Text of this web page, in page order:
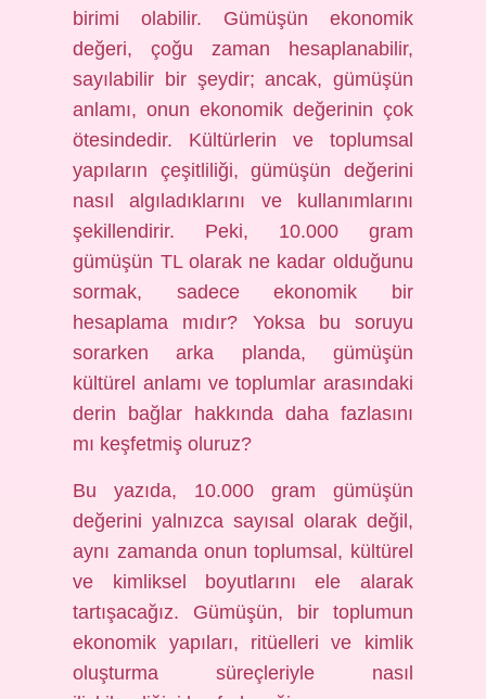
birimi olabilir. Gümüşün ekonomik
değeri, çoğu zaman hesaplanabilir,
sayılabilir bir şeydir; ancak, gümüşün
anlamı, onun ekonomik değerinin çok
ötesindedir. Kültürlerin ve toplumsal
yapıların çeşitliliği, gümüşün değerini
nasıl algıladıklarını ve kullanımlarını
şekillendirir. Peki, 10.000 gram
gümüşün TL olarak ne kadar olduğunu
sormak, sadece ekonomik bir
hesaplama mıdır? Yoksa bu soruyu
sorarken arka planda, gümüşün
kültürel anlamı ve toplumlar arasındaki
derin bağlar hakkında daha fazlasını
mı keşfetmiş oluruz?
Bu yazıda, 10.000 gram gümüşün
değerini yalnızca sayısal olarak değil,
aynı zamanda onun toplumsal, kültürel
ve kimliksel boyutlarını ele alarak
tartışacağız. Gümüşün, bir toplumun
ekonomik yapıları, ritüelleri ve kimlik
oluşturma süreçleriyle nasıl